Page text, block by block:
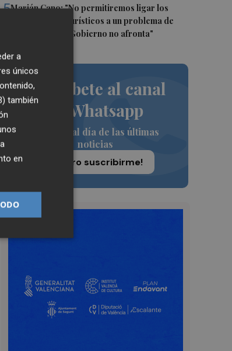
5Marián Cano: "No permitiremos ligar los
apartamentos turísticos a un problema de
vivienda que el Gobierno no afronta"
Suscríbete al canal
de Whatsapp
Siempre al día de las últimas
noticias
¡Quiero suscribirme!
a
únicos
también
en